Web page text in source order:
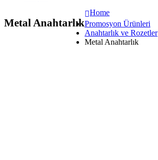
Metal Anahtarlık
Home
Promosyon Ürünleri
Anahtarlık ve Rozetler
Metal Anahtarlık